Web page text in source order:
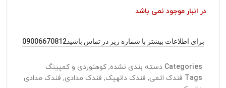
در انبار موجود نمی باشد
برای اطلاعات بیشتر با شماره زیر در تماس باشید09006670812
Categories دسته بندی نشده,کوهنوردی و کمپینگ
Tags فندک اتمی, فندک دانهیک, فندک مدادی, فندک مدادی